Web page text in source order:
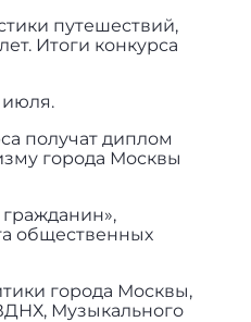
путешествий,
Итоги конкурса
получат диплом
города Москвы
общественных
города Москвы,
Музыкального